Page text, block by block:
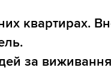
квартирах.
за